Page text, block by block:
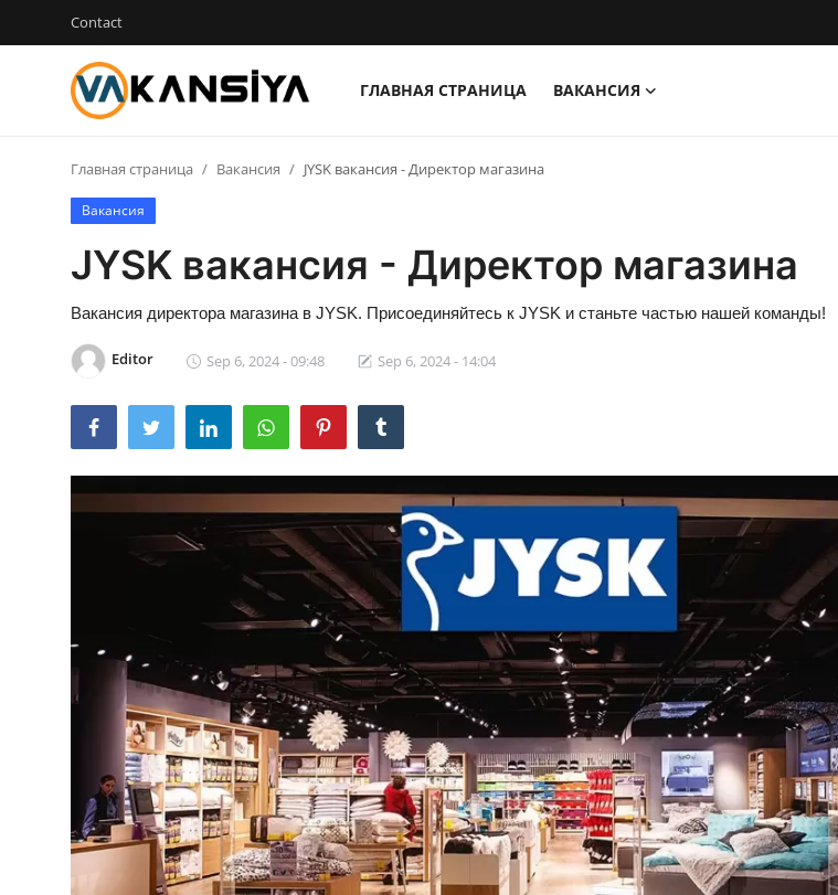
Contact
ГЛАВНАЯ СТРАНИЦА
ВАКАНСИЯ
Login
Главная страница
Contact
RU
Главная страница Вакансия JYSK вакансия - Директор магазина
Вакансия
JYSK вакансия - Директор магазина
Вакансия директора магазина в JYSK. Присоединяйтесь к JYSK и станьте частью нашей команды!
Editor Sep 6, 2024 - 09:48 Sep 6, 2024 - 14:04